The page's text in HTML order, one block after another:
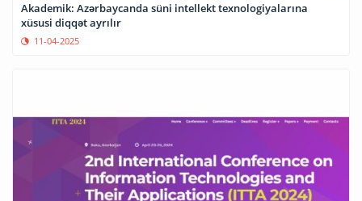
Akademik: Azərbaycanda süni intellekt texnologiyalarına
xüsusi diqqət ayrılır
11-04-2025